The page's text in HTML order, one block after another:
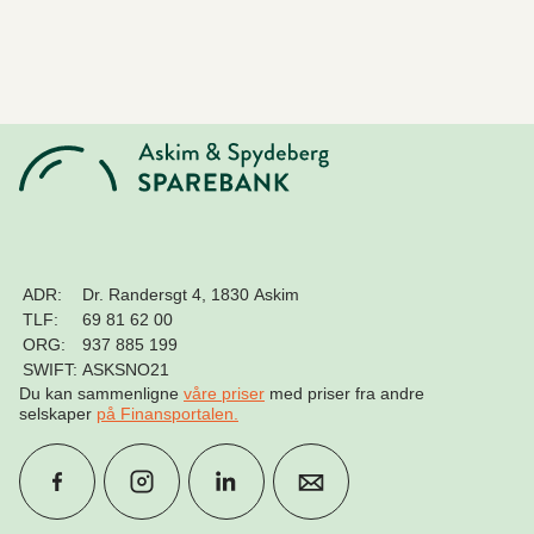
ADR:
Dr. Randersgt 4, 1830 Askim
TLF:
69 81 62 00
ORG:
937 885 199
SWIFT: ASKSNO21
Du kan sammenligne våre priser med priser fra andre
selskaper på Finansportalen